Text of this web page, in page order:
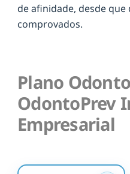
de afinidade, desde
comprovados.
Plano
OdontoPrev
Empresarial